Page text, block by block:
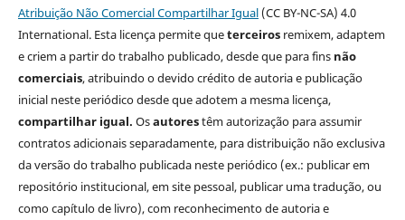
Atribuição Não Comercial Compartilhar Igual(CC BY-NC-SA) 4.0
International. Esta licença permite queterceirosremixem, adaptem
e criem a partir do trabalho publicado, desde que para fins não
comerciais, atribuindo o devido crédito de autoria e publicação
inicial neste periódico desde que adotem a mesma licença,
compartilhar igual. Osautorestêm autorização para assumir
contratos adicionais separadamente, para distribuição não exclusiva
da versão do trabalho publicada neste periódico (ex.: publicar em
repositório institucional, em site pessoal, publicar uma tradução, ou
como capítulo de livro), com reconhecimento de autoria e